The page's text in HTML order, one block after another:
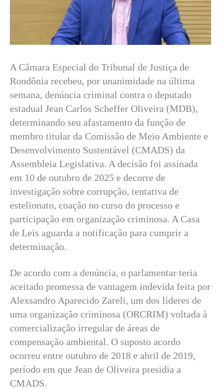
A Câmara Especial do Tribunal de Justiça de
Rondônia recebeu, por unanimidade na última
semana, denúncia criminal contra o deputado
estadual Jean Carlos Scheffer Oliveira (MDB),
determinando seu afastamento da função de
membro titular da Comissão de Meio Ambiente e
Desenvolvimento Sustentável (CMADS) da
Assembleia Legislativa. A decisão foi assinada
em 10 de outubro de 2025 e decorre de
investigação sobre corrupção, tentativa de
estelionato, coação no curso do processo e
participação em organização criminosa. A Casa
de Leis aguarda a notificação para cumprir a
determinação.
De acordo com a denúncia, o parlamentar teria
aceitado promessa de vantagem indevida feita por
Alexsandro Aparecido Zareli, um dos líderes de
uma organização criminosa (ORCRIM) voltada à
comercialização irregular de áreas de
compensação ambiental. O suposto acordo
ocorreu entre outubro de 2018 e abril de 2019,
período em que Jean de Oliveira presidia a
CMADS.